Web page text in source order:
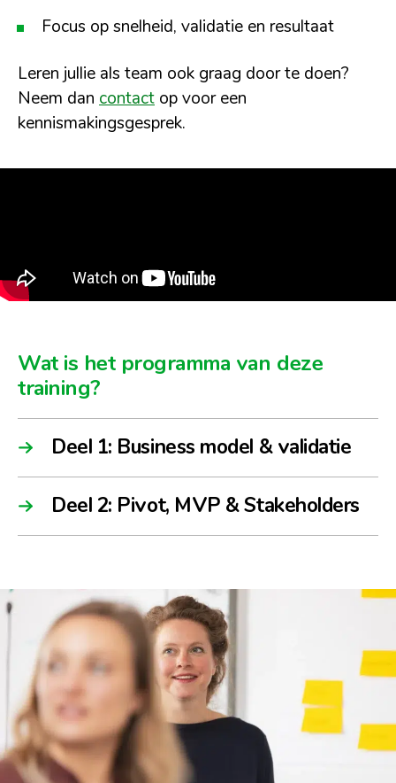
Focus op snelheid, validatie en resultaat
Leren jullie als team ook graag door te doen?
Neem dan contact op voor een
kennismakingsgesprek.
Wat is het programma van deze
training?
Deel 1: Business model & validatie
Deel 2: Pivot, MVP & Stakeholders